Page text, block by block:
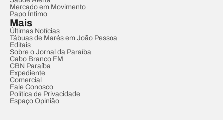
Mercado em Movimento
Papo Íntimo
Mais
Últimas Notícias
Tábuas de Marés em João Pessoa
Editais
Sobre o Jornal da Paraíba
Cabo Branco FM
CBN Paraíba
Expediente
Comercial
Fale Conosco
Política de Privacidade
Espaço Opinião